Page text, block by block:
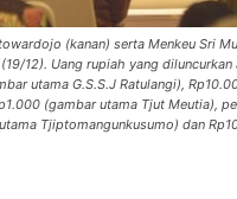
(kanan) serta Menkeu Sri
12). Uang rupiah yang
utama G.S.S.J Ratulangi),
(gambar utama Tjut Meutia),
Tjiptomangunkusumo) dan